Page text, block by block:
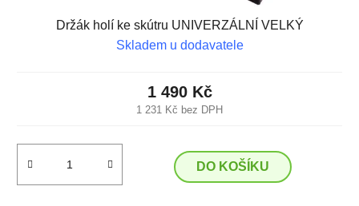
Držák holí ke skútru UNIVERZÁLNÍ VELKÝ
Skladem u dodavatele
1 231 Kč bez DPH
1 490 Kč
DO KOŠÍKU